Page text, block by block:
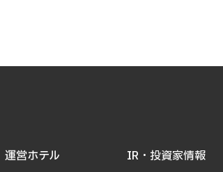
運営ホテル IR・投資家情報